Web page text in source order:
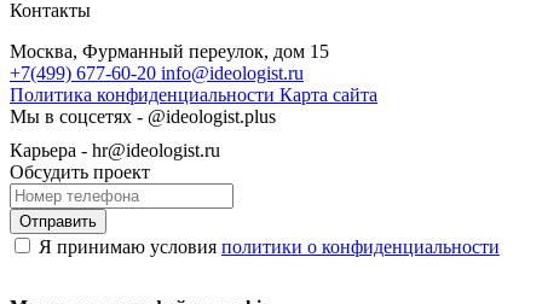
Контакты
Москва, Фурманный переулок, дом 15
+7(499) 677-60-20 info@ideologist.ru
Политика конфиденциальности Карта сайта
Мы в соцсетях - @ideologist.plus
Карьера - hr@ideologist.ru
Обсудить проект
Я принимаю условия политики о конфиденциальности